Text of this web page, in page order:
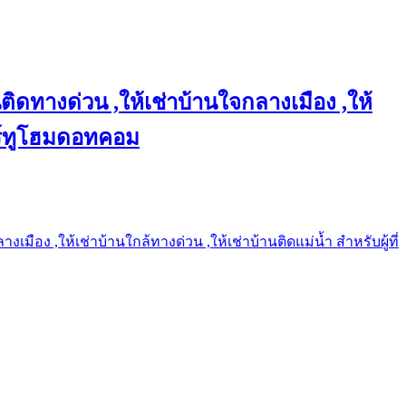
ทางด่วน ,ให้เช่าบ้านใจกลางเมือง ,ให้
ทูโฮมดอทคอม
งเมือง ,ให้เช่าบ้านใกล้ทางด่วน ,ให้เช่าบ้านติดแม่น้ำ สำหรับผู้ที่